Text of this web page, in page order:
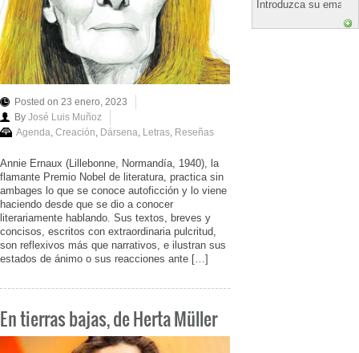
Posted on 23 enero, 2023
By José Luis Muñoz
Agenda, Creación, Dársena, Letras, Reseñas
Annie Ernaux (Lillebonne, Normandía, 1940), la
flamante Premio Nobel de literatura, practica sin
ambages lo que se conoce autoficción y lo viene
haciendo desde que se dio a conocer
literariamente hablando. Sus textos, breves y
concisos, escritos con extraordinaria pulcritud,
son reflexivos más que narrativos, e ilustran sus
estados de ánimo o sus reacciones ante […]
En tierras bajas, de Herta Müller